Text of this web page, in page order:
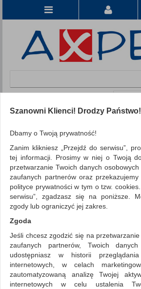
WSZYSTKIE KATEGORIE
FILTRY
REKLAMA
AKTUALNOŚCI
Artykuły higieniczne i dozowniki
ZNALEZIONYCH
Sortuj po Standardowe
Szanowni Klienci! Drodzy Państwo!
Dbamy o Twoją prywatność!
Zanim klikniesz „Przejdź do serwisu”,
tej informacji. Prosimy w niej o Twoją
przetwarzanie Twoich danych
zaufanych partnerów oraz
polityce prywatności w tym o tzw.
serwisu”, zgadzasz się na poniższe.
zgody lub ograniczyć jej zakres.
Zgoda
Jeśli chcesz zgodzić się na
zaufanych partnerów, Twoich
udostępniasz w historii
internetowych, w celach
zautomatyzowaną analizę Twojej
internetowych w celu ustalenia